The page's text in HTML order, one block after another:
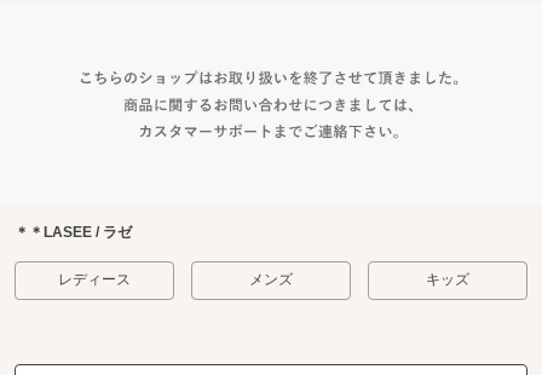
＊＊LASEE / ラゼ
レディース メンズ キッズ